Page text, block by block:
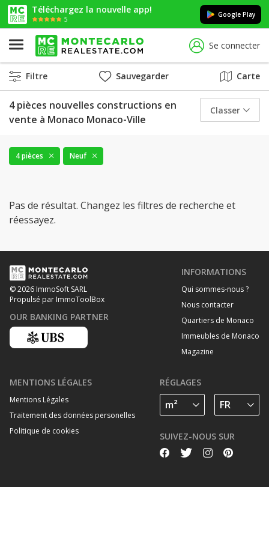
Téléchargez la nouvelle app!
5
Google Play
Se connecter
Filtre Sauvegarder Carte
4 pièces nouvelles constructions en
vente à Monaco Monaco-Ville
Classer
4 pièces Neuf
Pas de résultat. Changez les filtres de recherche et
réessayez.
© 2026 ImmoSoft SARL
Propulsé par ImmoToolBox
OUR BANKING PARTNER
INFORMATIONS
Qui sommes-nous ?
Nous contacter
Quartiers de Monaco
Immeubles de Monaco
Magazine
MENTIONS LÉGALES
Mentions Légales
Traitement des données personelles
Politique de cookies
RÉGLAGES
SUIVEZ-NOUS SUR